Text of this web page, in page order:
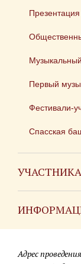
Презентация
Первый
Фестивали-
Спасская
Для СМИ
Адрес